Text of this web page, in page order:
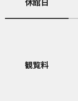
観覧料